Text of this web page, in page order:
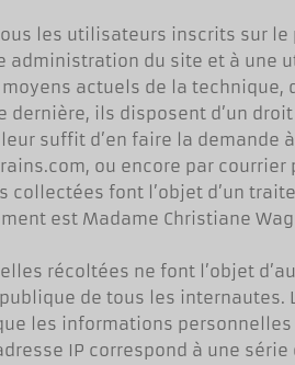
les utilisateurs inscrits sur
administration du site et à une
actuels de la
dernière, ils disposent d’un
suffit d’en faire la demande
ou encore par
collectées font l’objet d’un
est Madame Christiane
récoltées ne font l’objet
de tous les
les informations
IP correspond à une